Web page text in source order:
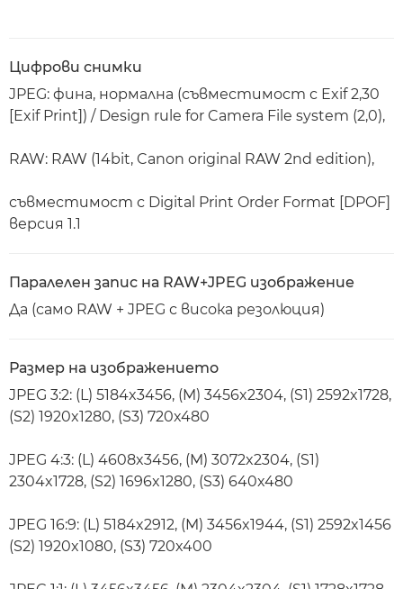
Цифрови снимки
JPEG: фина, нормална (съвместимост с Exif 2,30
[Exif Print]) / Design rule for Camera File system (2,0),
RAW: RAW (14bit, Canon original RAW 2nd edition),
съвместимост с Digital Print Order Format [DPOF]
версия 1.1
Паралелен запис на RAW+JPEG изображение
Да (само RAW + JPEG с висока резолюция)
Размер на изображението
JPEG 3:2: (L) 5184x3456, (M) 3456x2304, (S1) 2592x1728,
(S2) 1920x1280, (S3) 720x480
JPEG 4:3: (L) 4608x3456, (M) 3072x2304, (S1)
2304x1728, (S2) 1696x1280, (S3) 640x480
JPEG 16:9: (L) 5184x2912, (M) 3456x1944, (S1) 2592x1456
(S2) 1920x1080, (S3) 720x400